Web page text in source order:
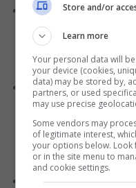
Aprovação fácil:além
sem burocracia e de
mais prática, seja para
celular, transferir
Crédito para quem
você consegue
se estiver com o nome
feita de forma
aprovação do seu
Dinheiro na conta
Store and/or
Learn more
Your personal data will
your device (cookies,
data) may be stored by,
partners, or used
may use precise
Some vendors may
of legitimate interest,
your options below.
or in the site menu to
and cookie settings.